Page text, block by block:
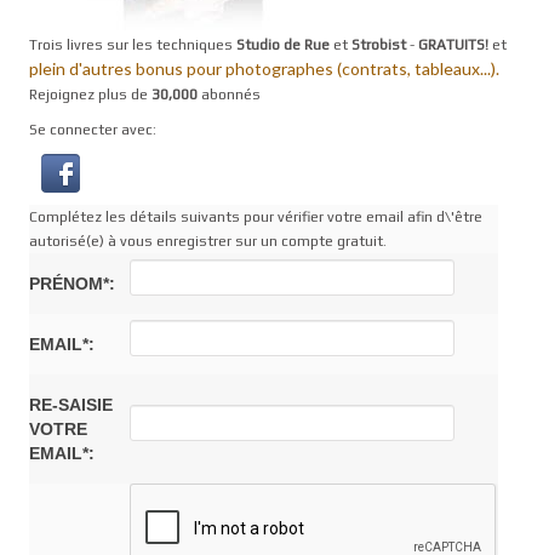
Trois livres sur les techniques Studio de Rue et Strobist- GRATUITS! et
plein d'autres bonus pour photographes (contrats, tableaux...).
Rejoignez plus de 30,000 abonnés
Se connecter avec:
Complétez les détails suivants pour vérifier votre email afin d\'être
autorisé(e) à vous enregistrer sur un compte gratuit.
PRÉNOM*:
EMAIL*:
RE-SAISIE
VOTRE
EMAIL*: